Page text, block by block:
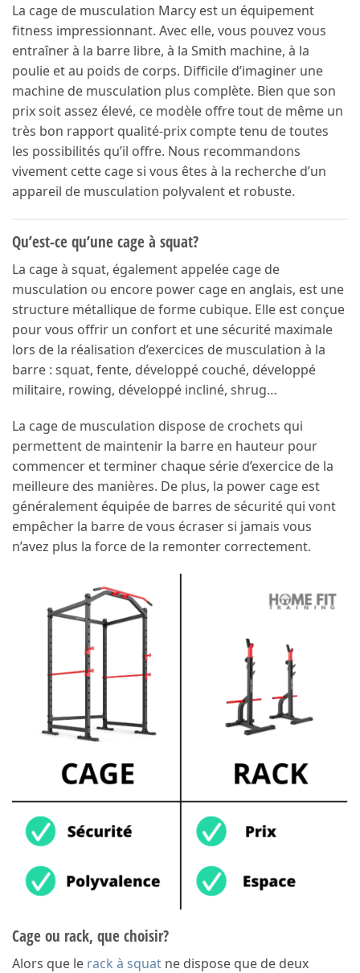
La cage de musculation Marcy est un équipement
fitness impressionnant. Avec elle, vous pouvez vous
entraîner à la barre libre, à la Smith machine, à la
poulie et au poids de corps. Difficile d’imaginer une
machine de musculation plus complète. Bien que son
prix soit assez élevé, ce modèle offre tout de même un
très bon rapport qualité-prix compte tenu de toutes
les possibilités qu’il offre. Nous recommandons
vivement cette cage si vous êtes à la recherche d’un
appareil de musculation polyvalent et robuste.
Qu’est-ce qu’une cage à squat?
La cage à squat, également appelée cage de
musculation ou encore power cage en anglais, est une
structure métallique de forme cubique. Elle est conçue
pour vous offrir un confort et une sécurité maximale
lors de la réalisation d’exercices de musculation à la
barre : squat, fente, développé couché, développé
militaire, rowing, développé incliné, shrug…
La cage de musculation dispose de crochets qui
permettent de maintenir la barre en hauteur pour
commencer et terminer chaque série d’exercice de la
meilleure des manières. De plus, la power cage est
généralement équipée de barres de sécurité qui vont
empêcher la barre de vous écraser si jamais vous
n’avez plus la force de la remonter correctement.
Cage ou rack, que choisir?
Alors que le rack à squat ne dispose que de deux